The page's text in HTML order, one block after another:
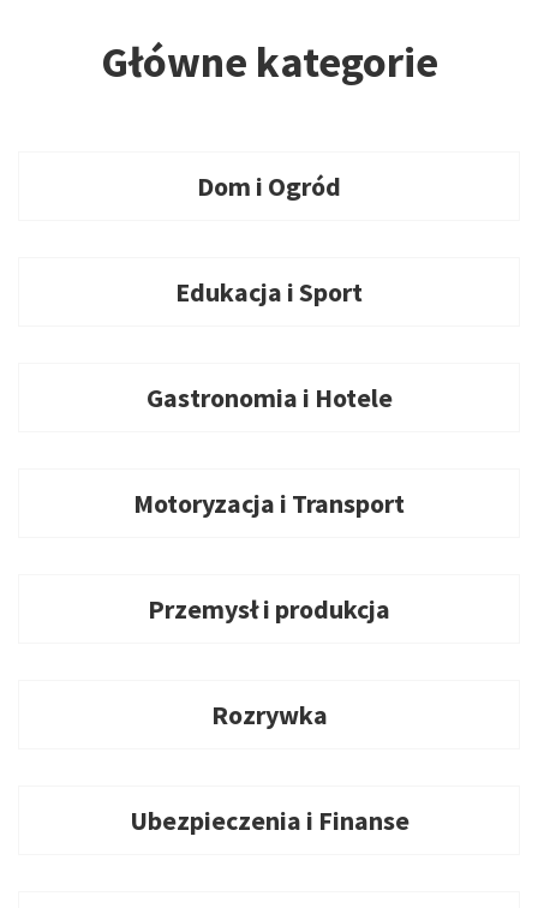
Główne kategorie
Dom i Ogród
Edukacja i Sport
Gastronomia i Hotele
Motoryzacja i Transport
Przemysł i produkcja
Rozrywka
Ubezpieczenia i Finanse